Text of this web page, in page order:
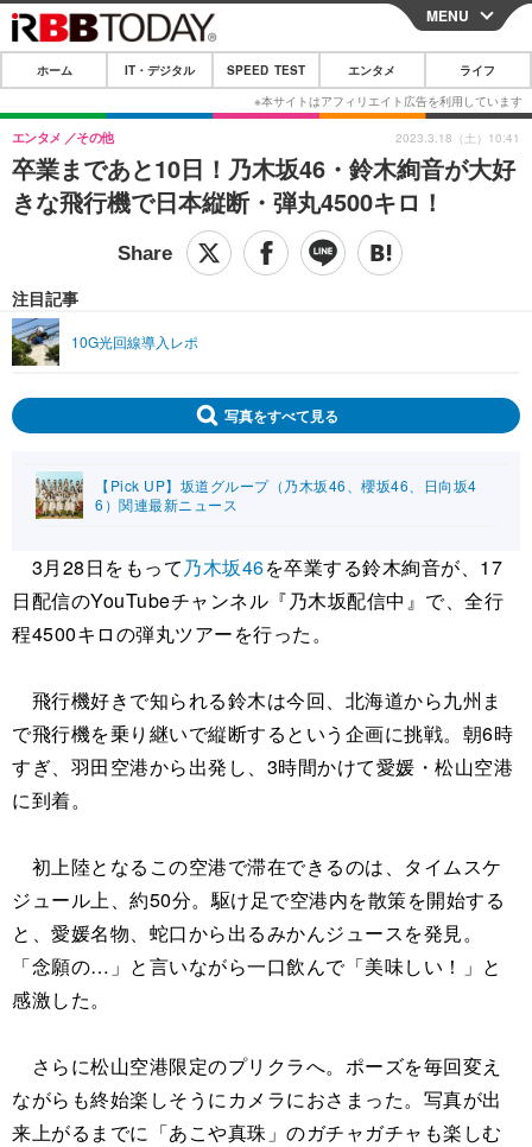
CLOSE
ホーム
IT・デジタル
IT・デジタルTOP スマートフォン
その他
SPEED TEST
映画・ドラマ
ライフTOP
リリース一覧
MENU
ホーム IT・デジタル SPEED TEST エンタメ ライフ
卒業まであと10日！乃木坂46・鈴木絢音が大好
きな飛行機で日本縦断・弾丸4500キロ！
エンタメ その他
注目記事
10G光回線導入レポ
2023.3.18（土）10:41
写真をすべて見る
【Pick UP】坂道グループ（乃木坂46、櫻坂46、日向坂4
6）関連最新ニュース
3月28日をもって乃木坂46を卒業する鈴木絢音が、17
日配信のYouTubeチャンネル『乃木坂配信中』で、全行
程4500キロの弾丸ツアーを行った。
飛行機好きで知られる鈴木は今回、北海道から九州ま
で飛行機を乗り継いで縦断するという企画に挑戦。朝6時
すぎ、羽田空港から出発し、3時間かけて愛媛・松山空港
に到着。
初上陸となるこの空港で滞在できるのは、タイムスケ
ジュール上、約50分。駆け足で空港内を散策を開始する
と、愛媛名物、蛇口から出るみかんジュースを発見。
「念願の…」と言いながら一口飲んで「美味しい！」と
感激した。
さらに松山空港限定のプリクラへ。ポーズを毎回変え
ながらも終始楽しそうにカメラにおさまった。写真が出
来上がるまでに「あこや真珠」のガチャガチャも楽しむ